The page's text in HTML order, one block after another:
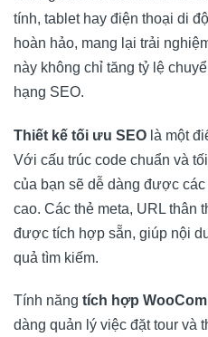
tính, tablet hay điện thoại di
hoàn hảo, mang lại trải
này không chỉ tăng tỷ lệ
hạng SEO.
Thiết kế tối ưu SEO là một
Với cấu trúc code chuẩn và
của bạn sẽ dễ dàng được
cao. Các thẻ meta, URL thân
được tích hợp sẵn, giúp nội
quả tìm kiếm.
Tính năng tích hợp
dàng quản lý việc đặt tour và